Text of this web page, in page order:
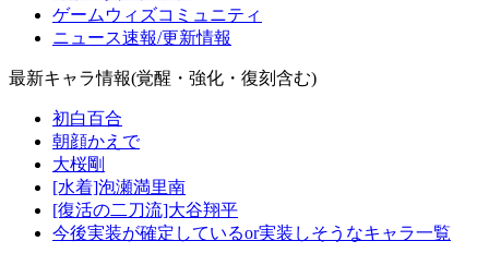
ゲームウィズコミュニティ
ニュース速報/更新情報
最新キャラ情報(覚醒・強化・復刻含む)
初白百合
朝顔かえで
大桜剛
[水着]泡瀬満里南
[復活の二刀流]大谷翔平
今後実装が確定しているor実装しそうなキャラ一覧